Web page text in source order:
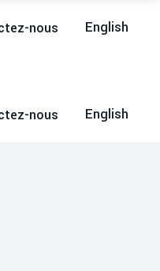
nous English
nous English